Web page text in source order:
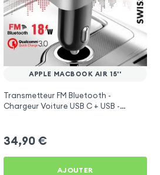
APPLE MACBOOK AIR 15''
Transmetteur FM Bluetooth -
Chargeur Voiture USB C + USB -
34,90 €
AJOUTER